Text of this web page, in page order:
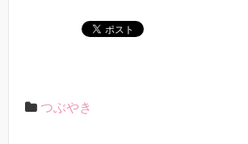
つぶやき